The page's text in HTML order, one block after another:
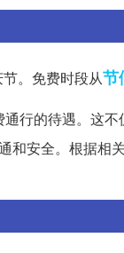
。免费时段从节
行的待遇。这
和安全。根据相